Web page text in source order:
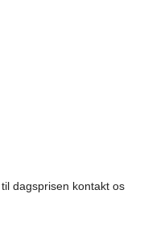
dagsprisen kontakt os